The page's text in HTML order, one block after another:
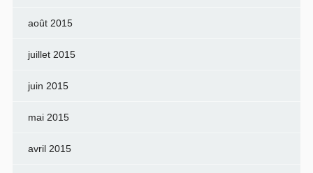
août 2015
juillet 2015
juin 2015
mai 2015
avril 2015